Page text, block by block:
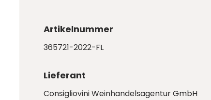
Artikelnummer
365721-2022-FL
Lieferant
Consigliovini Weinhandelsagentur GmbH